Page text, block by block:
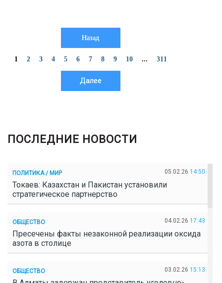
Назад
1 2 3 4 5 6 7 8 9 10 ... 311
Далее
ПОСЛЕДНИЕ НОВОСТИ
ПОЛИТИКА / МИР 05.02.26 14:50
Токаев: Казахстан и Пакистан установили
стратегическое партнерство
ОБЩЕСТВО 04.02.26 17:43
Пресечены факты незаконной реализации оксида
азота в столице
ОБЩЕСТВО 03.02.26 15:13